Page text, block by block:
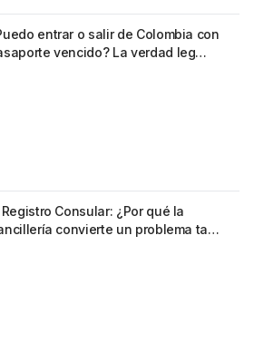
entrar o salir de Colombia con
vencido? La verdad leg…
Registro Consular: ¿Por qué la
convierte un problema ta…